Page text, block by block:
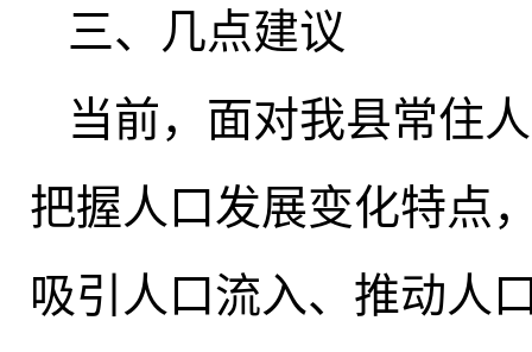
三、几点建议
当前， 面对我县常住
把握人口发展变化特点
吸引人口流入、推动人